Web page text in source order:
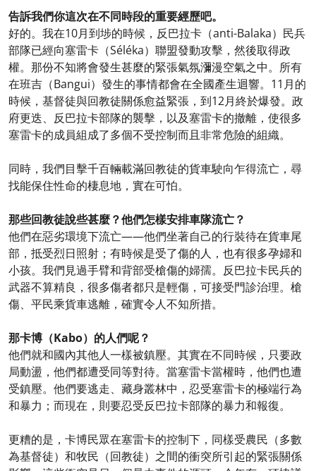
告訴我們你這次在不同時段的重要經歷吧。
好的。我在10月到埗的時候，反巴拉卡（anti-Balaka）民兵
部隊已經向塞雷卡（Séléka）聯盟發動攻擊，然後取得政
權。那份不知將會發生甚麼的緊張氣氛瀰漫空氣之中。所有
在班吉（Bangui）發生的事情都會在全國產生迴響。11月的
時候，基督徒與回教徒關係愈益緊張，到12月終於爆發。政
府更迭、反巴拉卡部隊的襲擊，以及塞雷卡的撤離，使很多
塞雷卡的成員組成了多個不受控制而且非常危險的組織。
同時，我們目擊千百輛載滿回教徒的貨車駛向乍得流亡，尋
找能保住性命的棲息地，實在可怕。
那些回教徒說些甚麼？他們怎樣安排車隊流亡？
他們在惡劣環境下流亡——他們坐著自己的行裝待在貨車尾
部，抵受烈日照射；有時候是受了傷的人，也有很多孕婦和
小孩。我們見過手臂和背部受槍傷的婦孺。反巴拉卡民兵的
武器不算精良，很多傷者都只是輕傷，可接受門診治理。槍
傷、平民乘貨車逃離，確實令人不知所措。
那卡博（Kabo）的人們呢？
他們就和國內其他人一樣被鎮壓。其實在不同時候，只要政
局動盪，他們都遭受同等對待。當塞雷卡當權時，他們也遭
受鎮壓。他們要逃走、藏身叢林中，忍受塞雷卡的極端行為
和暴力；而現在，則要忍受反巴拉卡部隊的暴力和報復。
更糟的是，卡博民眾在塞雷卡的控制下，同樣受農民（多數
為基督徒）和牧民（回教徒）之間的衝突所引起的緊張關係